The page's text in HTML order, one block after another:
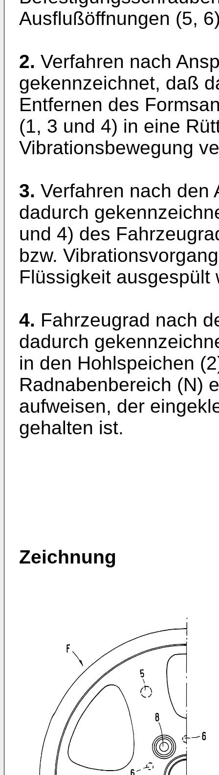
Ausflußöffnungen (5,
2. Verfahren nach
gekennzeichnet, daß
Entfernen des
(1, 3 und 4) in eine
Vibrationsbewegung
3. Verfahren nach den
dadurch
und 4) des
bzw.
Flüssigkeit ausgespült
4. Fahrzeugrad nach
dadurch
in den Hohlspeichen
Radnabenbereich (N)
aufweisen, der
gehalten ist.
Zeichnung